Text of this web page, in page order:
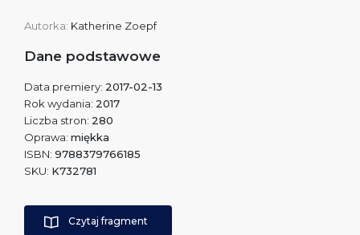
Autorka: Katherine Zoepf
Dane podstawowe
Data premiery: 2017-02-13
Rok wydania: 2017
Liczba stron: 280
Oprawa: miękka
ISBN: 9788379766185
SKU: K732781
Czytaj fragment